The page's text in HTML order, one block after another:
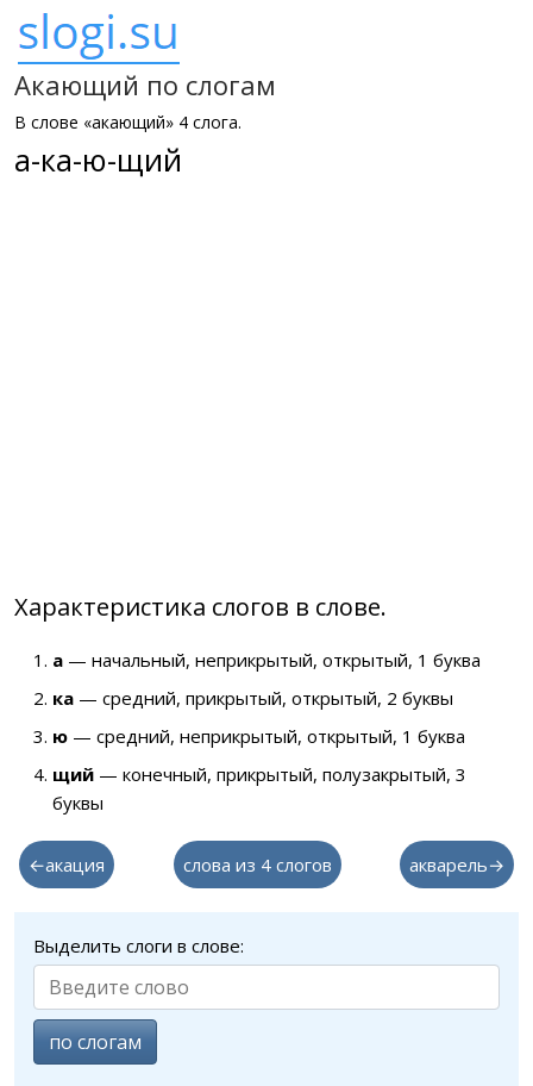
Акающий по слогам
В слове «акающий» 4 слога.
а-ка-ю-щий
Характеристика слогов в слове.
а — начальный, неприкрытый, открытый, 1 буква
ка — средний, прикрытый, открытый, 2 буквы
ю — средний, неприкрытый, открытый, 1 буква
щий — конечный, прикрытый, полузакрытый, 3
буквы
←акация слова из 4 слогов акварель→
Выделить слоги в слове:
по слогам